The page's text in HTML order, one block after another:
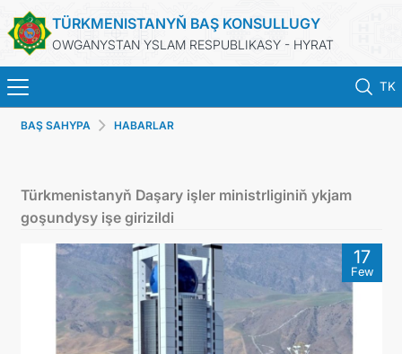
TÜRKMENISTANYŇ BAŞ KONSULLUGY
OWGANYSTAN YSLAM RESPUBLIKASY - HYRAT
TK
BAŞ SAHYPA
KONSULLYK HYZMATLARY
DIM
BAŞ SAHYPA HABARLAR
Türkmenistanyň Daşary işler ministrliginiň ykjam
goşundysy işe girizildi
17
Few